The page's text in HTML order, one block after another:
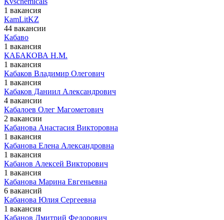
1 вакансия
КаmLitKZ
44 вакансии
Кабаво
1 вакансия
КАБАКОВА Н.М.
1 вакансия
Кабаков Владимир Олегович
1 вакансия
Кабаков Даниил Александрович
4 вакансии
Кабалоев Олег Магометович
2 вакансии
Кабанова Анастасия Викторовна
1 вакансия
Кабанова Елена Александровна
1 вакансия
Кабанов Алексей Викторович
1 вакансия
Кабанова Марина Евгеньевна
6 вакансий
Кабанова Юлия Сергеевна
1 вакансия
Кабанов Дмитрий Федорович